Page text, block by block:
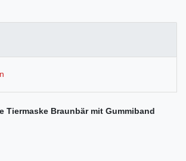
Tiermaske Braunbär mit Gummiband